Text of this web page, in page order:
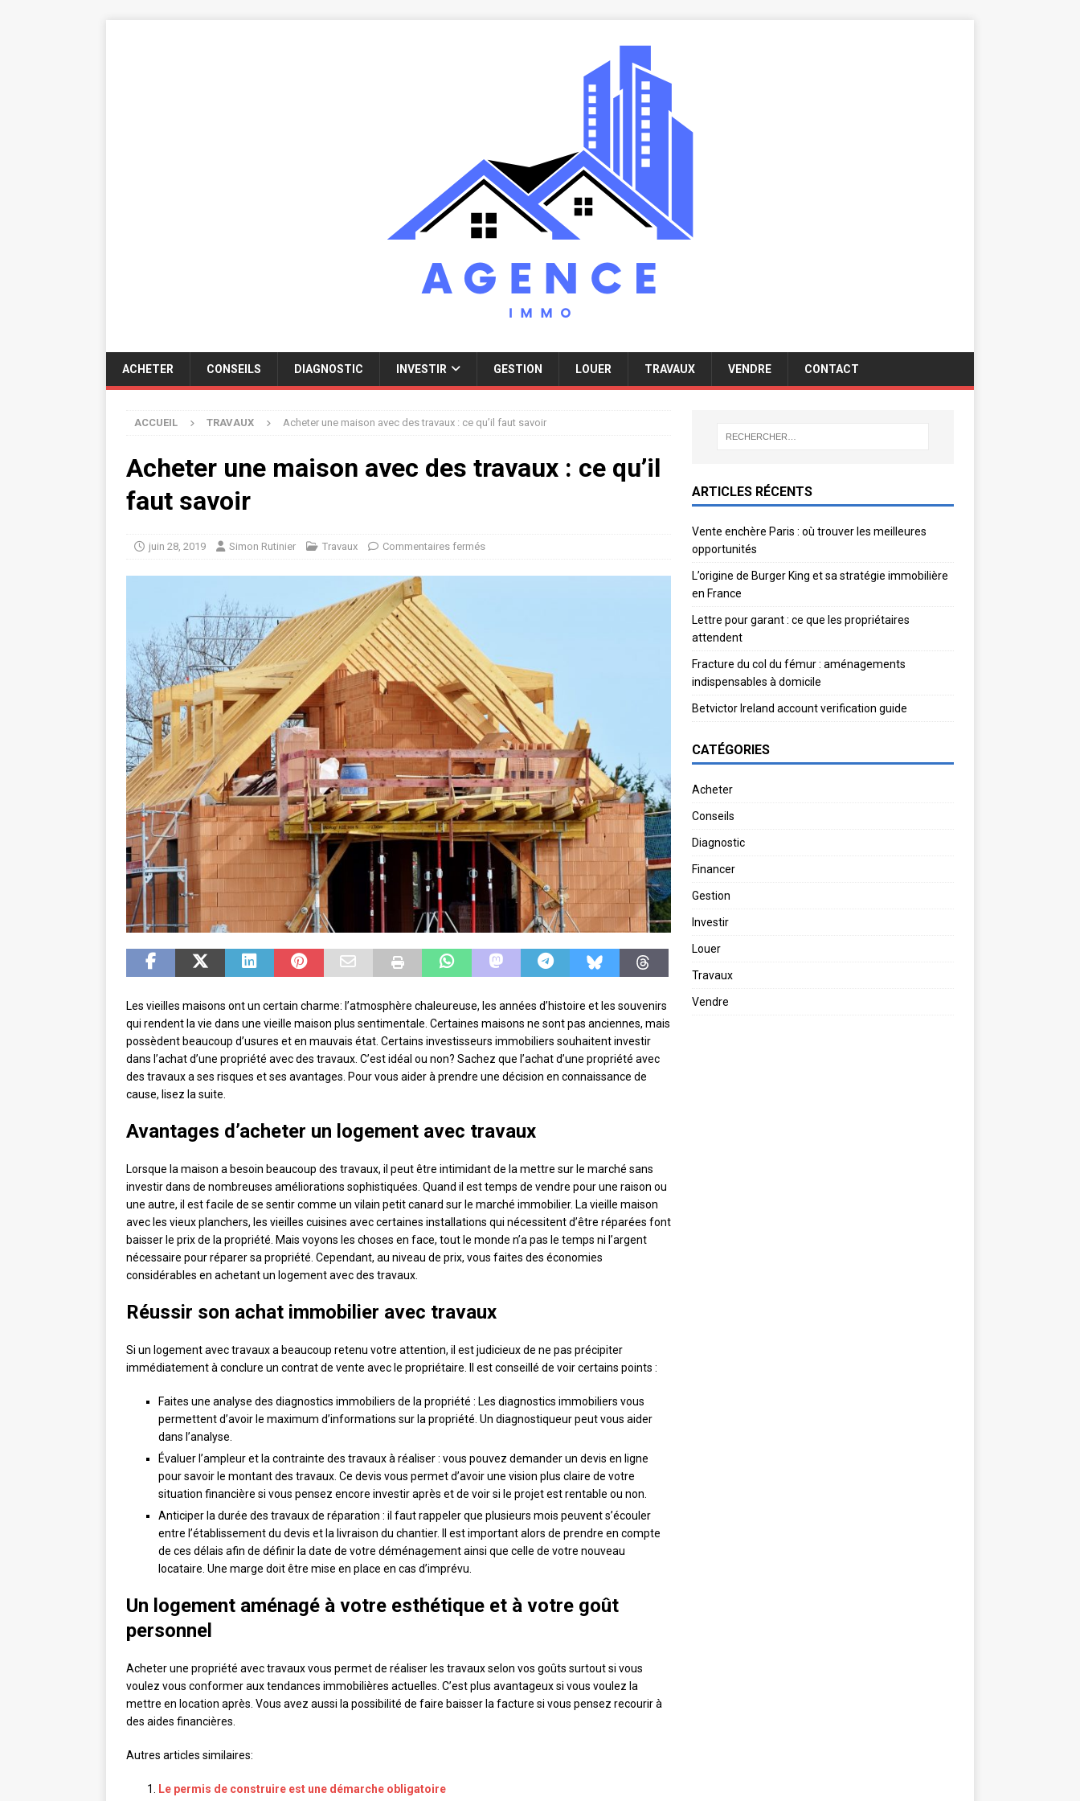
ACHETER CONSEILS DIAGNOSTIC INVESTIR GESTION LOUER TRAVAUX VENDRE CONTACT
ACCUEIL TRAVAUX Acheter une maison avec des travaux : ce qu’il faut savoir
Acheter une maison avec des travaux : ce qu’il
faut savoir
juin 28, 2019 Simon Rutinier Travaux Commentaires fermés
Les vieilles maisons ont un certain charme: l’atmosphère chaleureuse, les années d’histoire et les souvenirs
qui rendent la vie dans une vieille maison plus sentimentale. Certaines maisons ne sont pas anciennes, mais
possèdent beaucoup d’usures et en mauvais état. Certains investisseurs immobiliers souhaitent investir
dans l’achat d’une propriété avec des travaux. C’est idéal ou non? Sachez que l’achat d’une propriété avec
des travaux a ses risques et ses avantages. Pour vous aider à prendre une décision en connaissance de
cause, lisez la suite.
Avantages d’acheter un logement avec travaux
Lorsque la maison a besoin beaucoup des travaux, il peut être intimidant de la mettre sur le marché sans
investir dans de nombreuses améliorations sophistiquées. Quand il est temps de vendre pour une raison ou
une autre, il est facile de se sentir comme un vilain petit canard sur le marché immobilier. La vieille maison
avec les vieux planchers, les vieilles cuisines avec certaines installations qui nécessitent d’être réparées font
baisser le prix de la propriété. Mais voyons les choses en face, tout le monde n’a pas le temps ni l’argent
nécessaire pour réparer sa propriété. Cependant, au niveau de prix, vous faites des économies
considérables en achetant un logement avec des travaux.
Réussir son achat immobilier avec travaux
Si un logement avec travaux a beaucoup retenu votre attention, il est judicieux de ne pas précipiter
immédiatement à conclure un contrat de vente avec le propriétaire. Il est conseillé de voir certains points :
Faites une analyse des diagnostics immobiliers de la propriété : Les diagnostics immobiliers vous
permettent d’avoir le maximum d’informations sur la propriété. Un diagnostiqueur peut vous aider
dans l’analyse.
Évaluer l’ampleur et la contrainte des travaux à réaliser : vous pouvez demander un devis en ligne
pour savoir le montant des travaux. Ce devis vous permet d’avoir une vision plus claire de votre
situation financière si vous pensez encore investir après et de voir si le projet est rentable ou non.
Anticiper la durée des travaux de réparation : il faut rappeler que plusieurs mois peuvent s’écouler
entre l’établissement du devis et la livraison du chantier. Il est important alors de prendre en compte
de ces délais afin de définir la date de votre déménagement ainsi que celle de votre nouveau
locataire. Une marge doit être mise en place en cas d’imprévu.
Un logement aménagé à votre esthétique et à votre goût
personnel
Acheter une propriété avec travaux vous permet de réaliser les travaux selon vos goûts surtout si vous
voulez vous conformer aux tendances immobilières actuelles. C’est plus avantageux si vous voulez la
mettre en location après. Vous avez aussi la possibilité de faire baisser la facture si vous pensez recourir à
des aides financières.
Autres articles similaires:
Le permis de construire est une démarche obligatoire
ARTICLES RÉCENTS
Vente enchère Paris : où trouver les meilleures
opportunités
L’origine de Burger King et sa stratégie immobilière
en France
Lettre pour garant : ce que les propriétaires
attendent
Fracture du col du fémur : aménagements
indispensables à domicile
Betvictor Ireland account verification guide
CATÉGORIES
Acheter
Conseils
Diagnostic
Financer
Gestion
Investir
Louer
Travaux
Vendre